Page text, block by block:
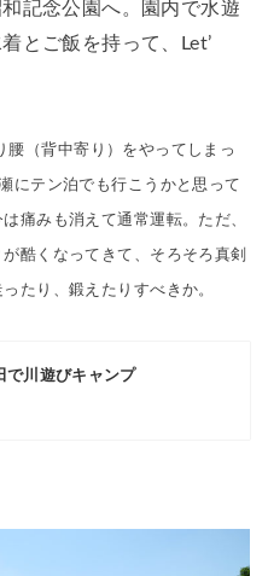
記念公園へ。園内で水遊
とご飯を持って、Let’
腰（背中寄り）をやってしまっ
にテン泊でも行こうかと思って
痛みも消えて通常運転。ただ、
酷くなってきて、そろそろ真剣
たり、鍛えたりすべきか。
で川遊びキャンプ